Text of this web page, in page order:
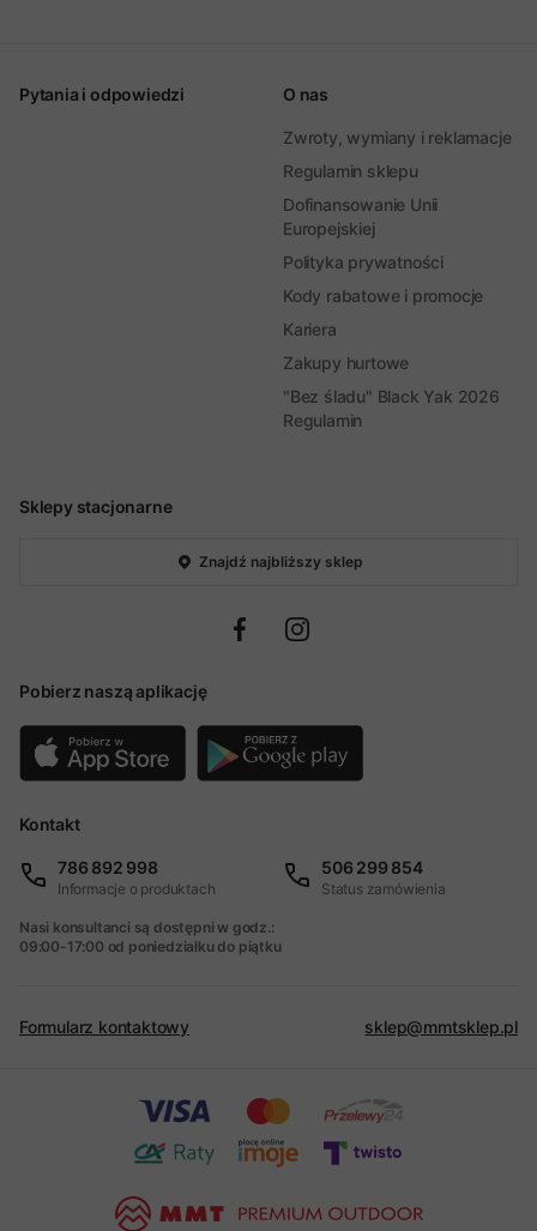
Sklepy stacjonarne
Znajdź najbliższy sklep
Pobierz naszą aplikację
Pytania i odpowiedzi O nas
Zwroty, wymiany i reklamacje
Regulamin sklepu
Dofinansowanie Unii
Europejskiej
Polityka prywatności
Kody rabatowe i promocje
Kariera
Zakupy hurtowe
"Bez śladu" Black Yak 2026
Regulamin
Kontakt
786 892 998
Informacje o produktach
506 299 854
Status zamówienia
Nasi konsultanci są dostępni w godz.:
09:00-17:00 od poniedziałku do piątku
Formularz kontaktowy sklep@mmtsklep.pl